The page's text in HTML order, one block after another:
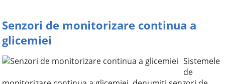
Senzori de monitorizare continua a
glicemiei
Sistemele
de